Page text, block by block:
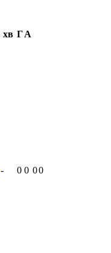
хв ГА
- 0 0 00